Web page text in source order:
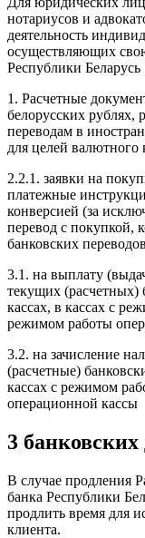
нотариусов и
деятельность
осуществляющих
Республики Беларусь
1. Расчетные
белорусских рублях,
переводам в
для целей валютного
2.2.1. заявки на
платежные
конверсией (за
перевод с покупкой,
банковских
3.1. на выплату
текущих (расчетных)
кассах, в кассах с
режимом работы
3.2. на зачисление
(расчетные)
кассах с режимом
операционной кассы
3 банковских
В случае продления
банка Республики
продлить время для
клиента.